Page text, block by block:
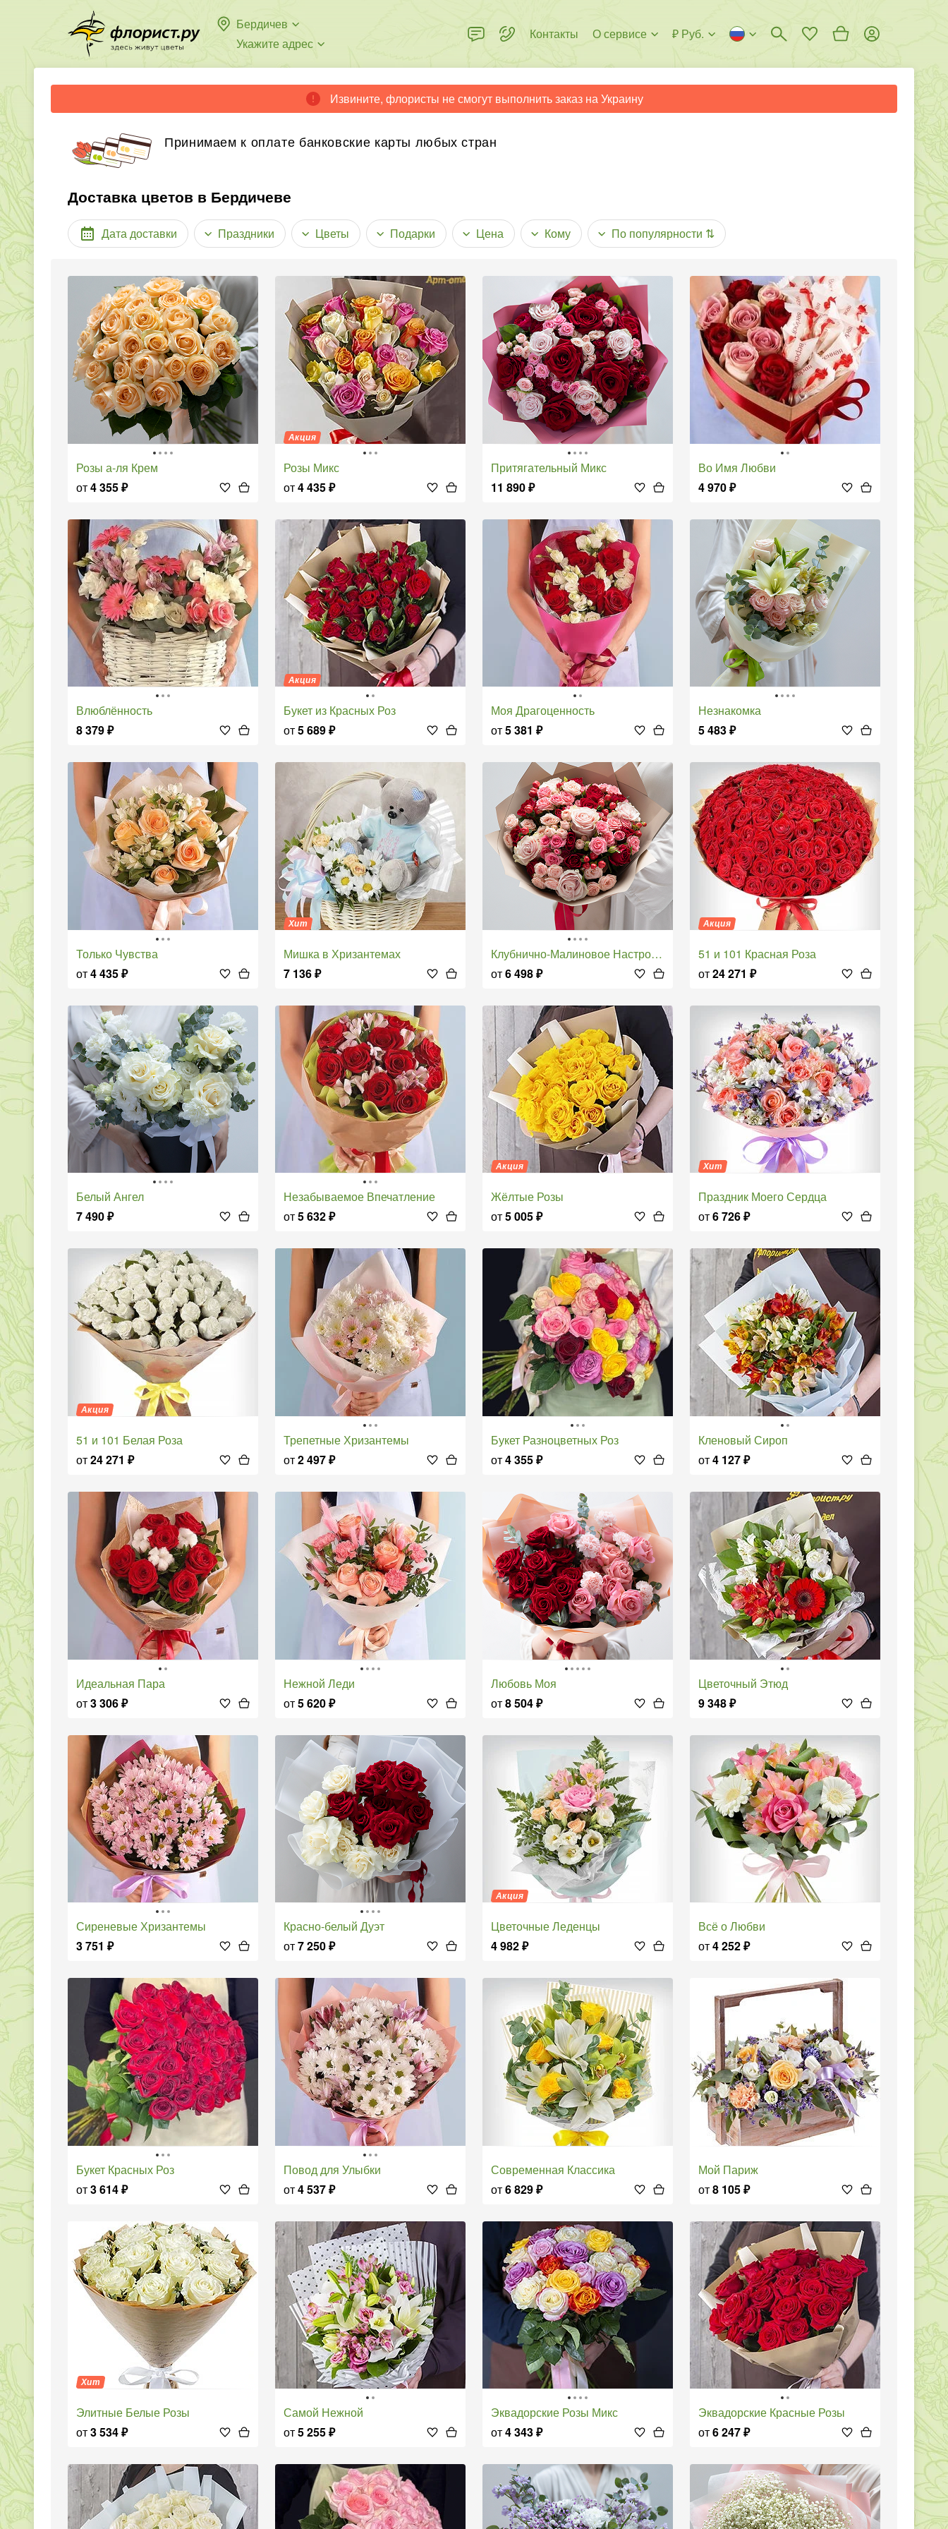
Бердичев
Укажите адрес
Контакты О сервисе ₽ Руб.
Извините, флористы не смогут выполнить заказ на Украину
Принимаем к оплате банковские карты любых стран
Доставка цветов в Бердичеве
Дата доставки Праздники Цветы Подарки Цена Кому По популярности ⇅
Розы а-ля Крем
от4 355₽
Акция
Розы Микс
от4 435₽
Притягательный Микс
11 890₽
Во Имя Любви
4 970₽
Влюблённость
8 379₽
Акция
Букет из Красных Роз
от5 689₽
Моя Драгоценность
от5 381 ₽
Незнакомка
5 483₽
Только Чувства
от4 435₽
Хит
Мишка в Хризантемах
7 136₽
Клубнично-Малиновое Настроение
от6 498₽
Акция
51 и 101 Красная Роза
от24 271 ₽
Белый Ангел
7 490₽
Незабываемое Впечатление
от5 632₽
Акция
Жёлтые Розы
от5 005₽
Хит
Праздник Моего Сердца
от6 726₽
Акция
51 и 101 Белая Роза
от24 271 ₽
Трепетные Хризантемы
от2 497₽
Букет Разноцветных Роз
от4 355₽
Кленовый Сироп
от4 127₽
Идеальная Пара
от3 306₽
Нежной Леди
от5 620₽
Любовь Моя
от8 504₽
Цветочный Этюд
9 348₽
Сиреневые Хризантемы
3 751 ₽
Красно-белый Дуэт
от7 250₽
Акция
Цветочные Леденцы
4 982₽
Всё о Любви
от4 252₽
Букет Красных Роз
от3 614₽
Повод для Улыбки
от4 537₽
Современная Классика
от6 829₽
Мой Париж
от8 105₽
Хит
Элитные Белые Розы
от3 534₽
Самой Нежной
от5 255₽
Эквадорские Розы Микс
от4 343₽
Эквадорские Красные Розы
от6 247₽